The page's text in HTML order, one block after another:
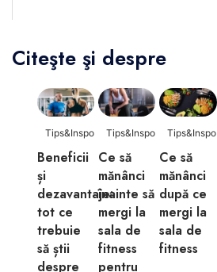
Citeşte şi despre
Tips&Inspo
Beneficii
și
dezavantaje:
tot ce
trebuie
să știi
despre
Tips&Inspo
Ce să
mănânci
înainte să
mergi la
sala de
fitness
pentru
Tips&Inspo
Ce să
mănânci
după ce
mergi la
sala de
fitness